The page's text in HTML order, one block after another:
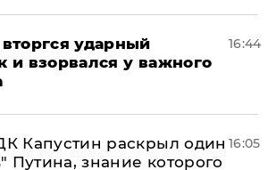
ударный
и взорвался у важного
16:44
Капустин раскрыл один
Путина, знание которого
16:05